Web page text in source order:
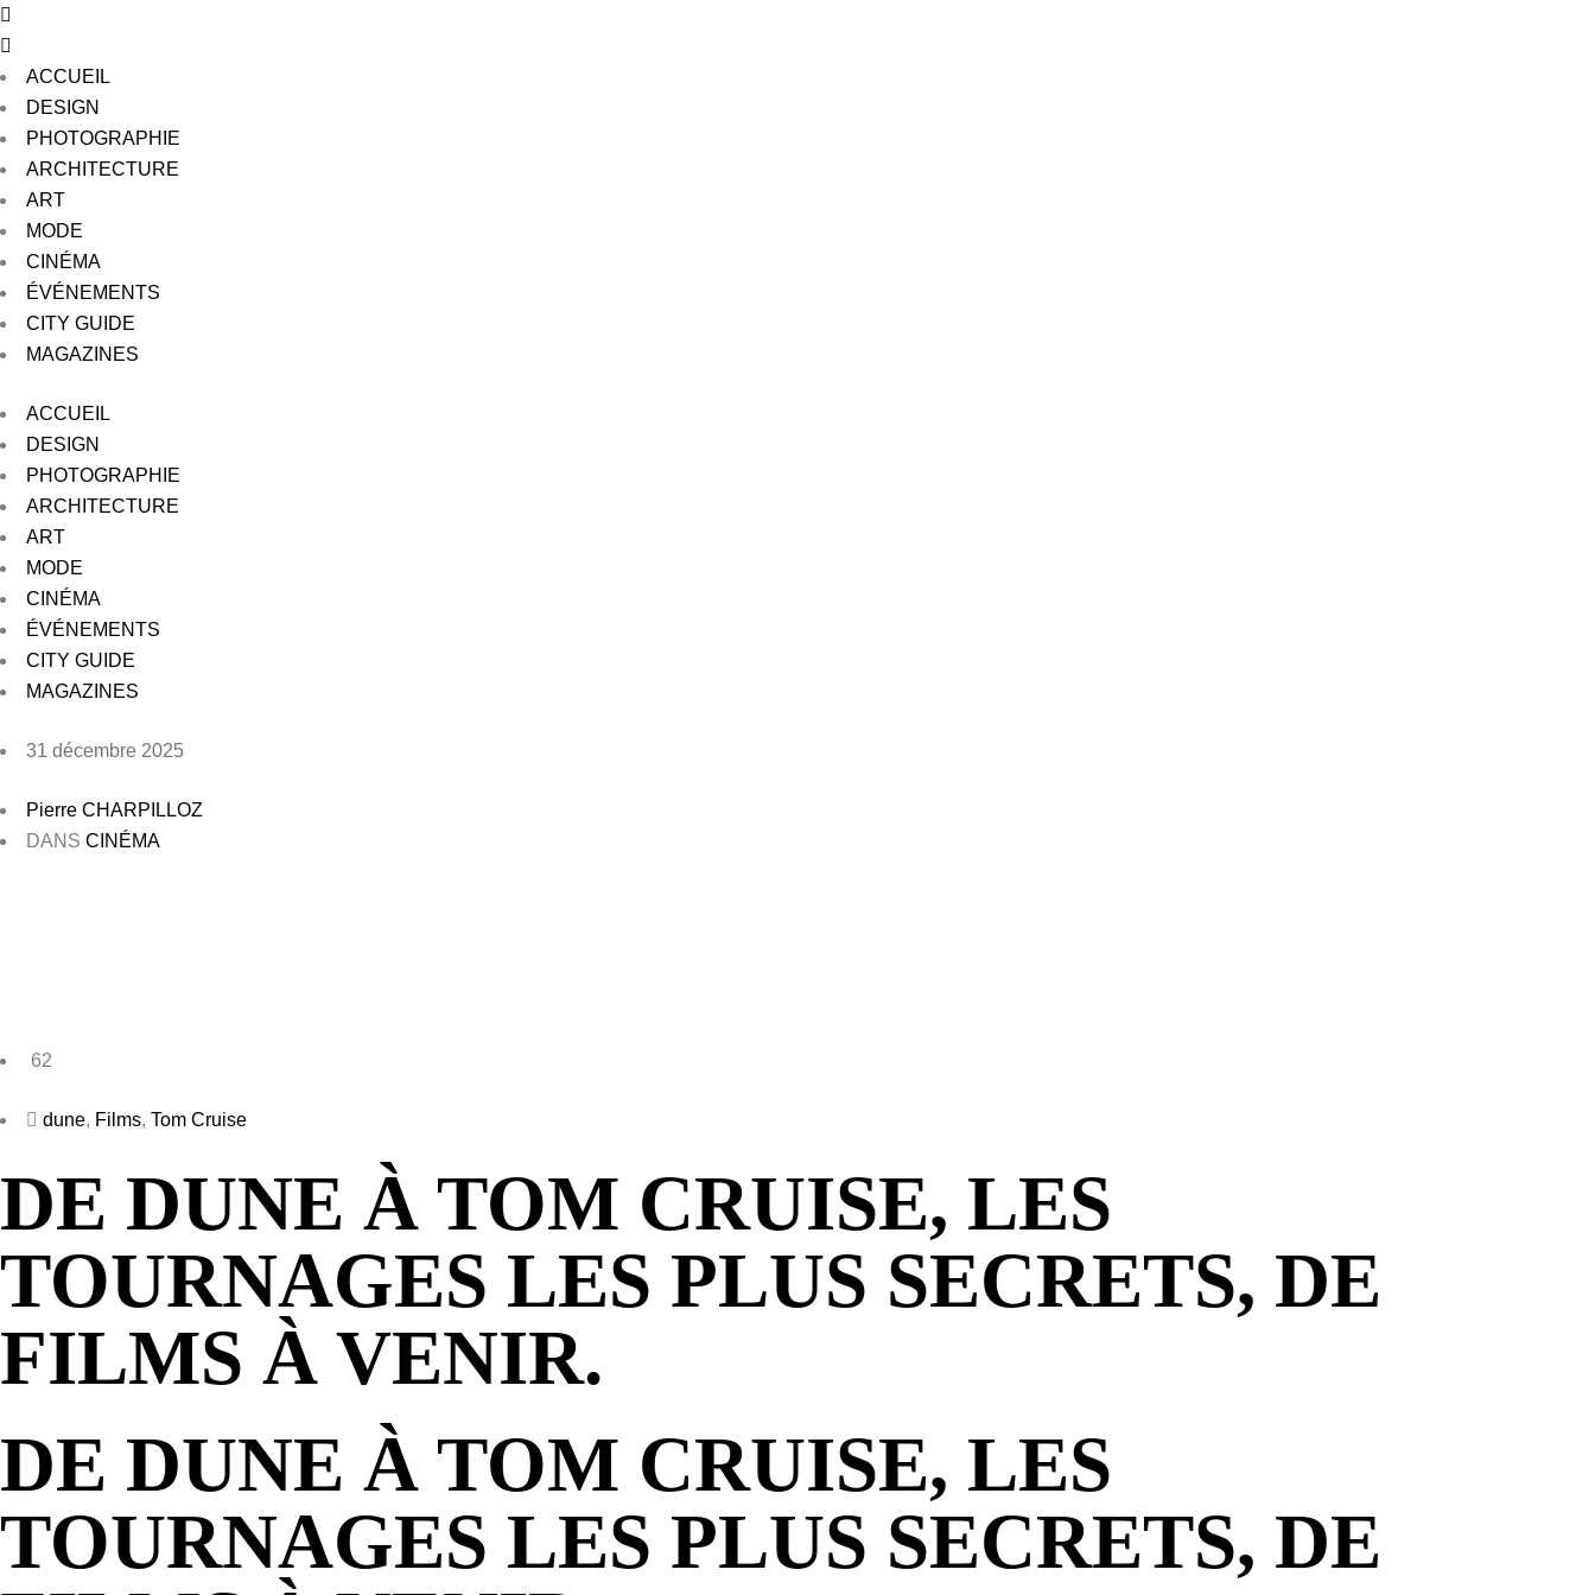
ACCUEIL
DESIGN
PHOTOGRAPHIE
ARCHITECTURE
ART
MODE
CINÉMA
ÉVÉNEMENTS
CITY GUIDE
MAGAZINES
ACCUEIL
DESIGN
PHOTOGRAPHIE
ARCHITECTURE
ART
MODE
CINÉMA
ÉVÉNEMENTS
CITY GUIDE
MAGAZINES
31 décembre 2025
Pierre CHARPILLOZ
DANS CINÉMA
62
dune, Films, Tom Cruise
DE DUNE À TOM CRUISE, LES
TOURNAGES LES PLUS SECRETS, DE
FILMS À VENIR.
DE DUNE À TOM CRUISE, LES
TOURNAGES LES PLUS SECRETS, DE